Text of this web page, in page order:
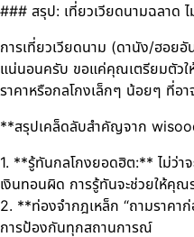
### สรุป: เที่ยวเวียดนามฉลาด
การเที่ยวเวียดนาม (ดานัง/ฮอย
แน่นอนครับ ขอแค่คุณเตรียมตัวให้
ราคาหรือกลโกงเล็กๆ น้อยๆ ที่อา
**สรุปเคล็ดลับสำคัญจาก
1. **รู้ทันกลโกงยอดฮิต:** ไม่ว่า
เงินทอนผิด การรู้ทันจะช่วยให้คุณ
2. **ท่องจำกฎเหล็ก “ถามราคา
การป้องกันทุกสถานการณ์